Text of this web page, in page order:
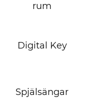
rum
Digital Key
Spjälsängar